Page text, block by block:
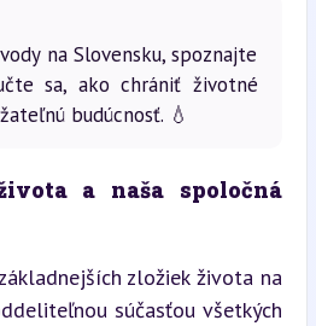
na Slovensku, spoznajte
sa, ako chrániť životné
budúcnosť. 💧
a naša spoločná
zložiek života na
súčasťou všetkých